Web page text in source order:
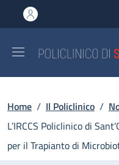
al contenuto principale
to footer content
Briciole di
Home / Il Policlinico /
L’IRCCS Policlinico di
per il Trapianto di